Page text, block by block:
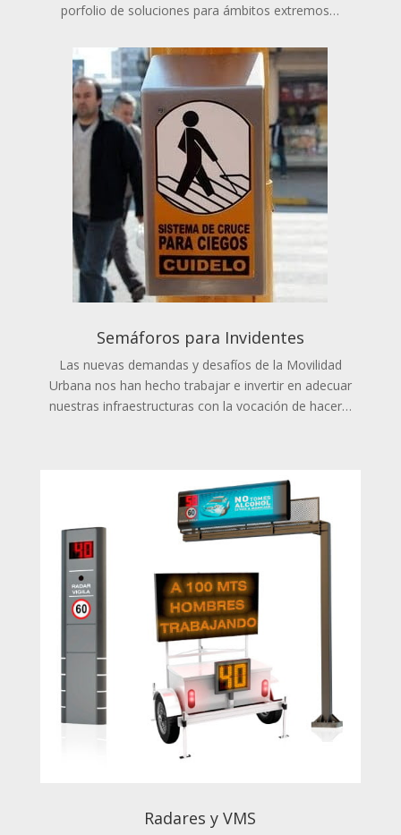
porfolio de soluciones para ámbitos extremos…
Semáforos para Invidentes
Las nuevas demandas y desafíos de la Movilidad
Urbana nos han hecho trabajar e invertir en adecuar
nuestras infraestructuras con la vocación de hacer…
Radares y VMS